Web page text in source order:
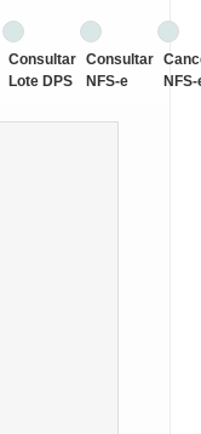
Consultar
Lote DPS
Consultar
NFS-e
NFS-